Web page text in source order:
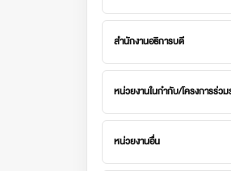
สำนักงานอธิการบดี
หน่วยงานในกำกับ/โครงการร่ว
หน่วยงานอื่น